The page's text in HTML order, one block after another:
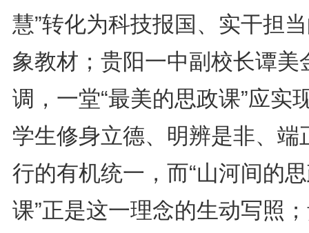
慧”转化为科技报国、实干担
象教材；贵阳一中副校长谭美
调，一堂“最美的思政课”应实
学生修身立德、明辨是非、端
行的有机统一，而“山河间的
课”正是这一理念的生动写照